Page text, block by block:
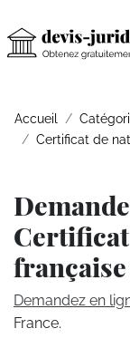
Accueil
Certificat de
Demandez en
France.